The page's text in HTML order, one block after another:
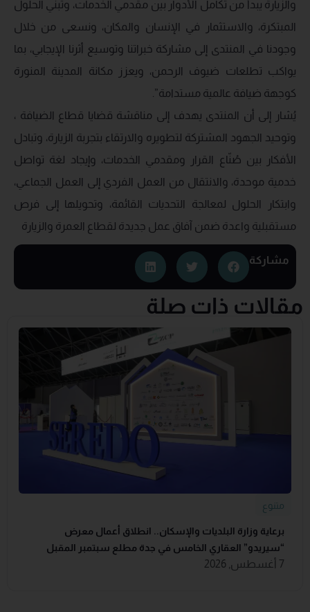
والزيارة يبدأ من تكامل الأدوار بين مقدمي الخدمات، وتبني الحلول
المبتكرة، والاستثمار في الإنسان والمكان، ونسعى من خلال
وجودنا في المنتدى إلى مشاركة خبراتنا وتوسيع أثرنا الإيجابي، بما
يواكب تطلعات ضيوف الرحمن، ويعزز مكانة المدينة المنورة
كوجهة ضيافة عالمية مستدامة”.
يُشار إلى أن المنتدى يهدف إلى مناقشة قضايا قطاع الضيافة ،
وتوحيد الجهود المشتركة لتطويره والارتقاء بتجربة الزيارة، وتبادل
الأفكار بين صُنّاع القرار ومقدمي الخدمات، وإيجاد لغة تواصل
خدمية موحدة، والانتقال من العمل الفردي إلى العمل الجماعي،
وابتكار الحلول لمعالجة التحديات القائمة، وتحويلها إلى فرص
مستقبلية واعدة ضمن آفاق عمل جديدة لقطاع العمرة والزيارة
مشاركة
مقالات ذات صلة
متنوع
برعاية وزارة البلديات والإسكان.. انطلاق أعمال معرض
“سيريدو” العقاري الخامس في جدة مطلع سبتمبر المقبل
7 أغسطس, 2026